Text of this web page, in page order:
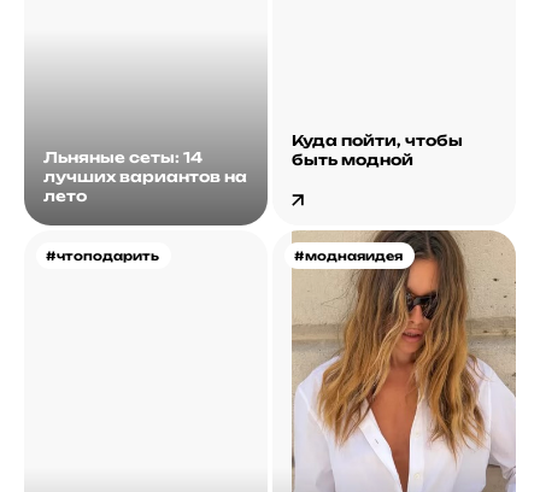
Льняные сеты: 14
лучших вариантов на
лето
Куда пойти, чтобы
быть модной
#чтоподарить #моднаяидея